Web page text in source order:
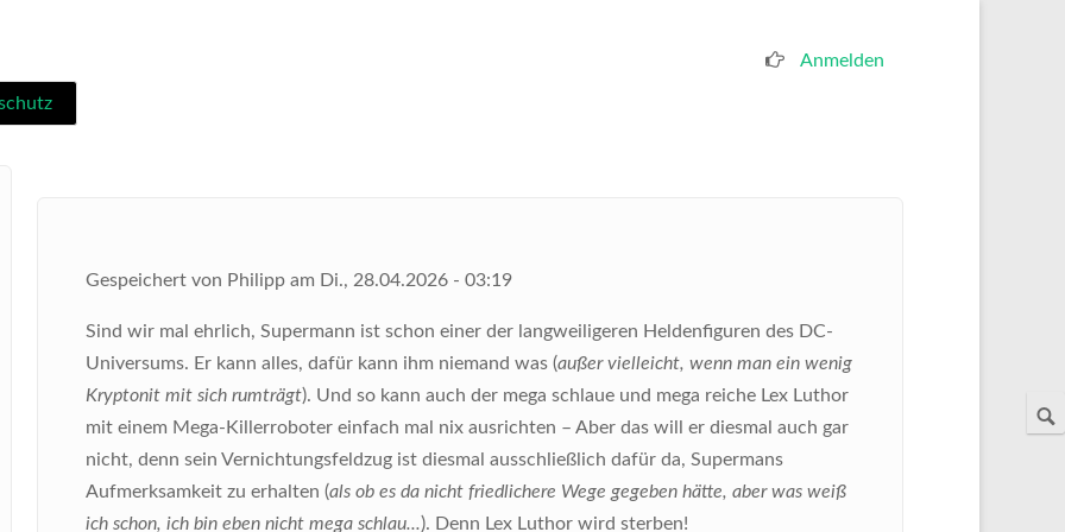
Benutzermenü
Anmelden
Gespeichert von Philipp am Di., 28.04.2026 - 03:19
Sind wir mal ehrlich, Supermann ist schon einer der langweiligeren Heldenfiguren des DC-
Universums. Er kann alles, dafür kann ihm niemand was (außer vielleicht, wenn man ein wenig
Kryptonit mit sich rumträgt). Und so kann auch der mega schlaue und mega reiche Lex Luthor
mit einem Mega-Killerroboter einfach mal nix ausrichten – Aber das will er diesmal auch gar
nicht, denn sein Vernichtungsfeldzug ist diesmal ausschließlich dafür da, Supermans
Aufmerksamkeit zu erhalten (als ob es da nicht friedlichere Wege gegeben hätte, aber was weiß
ich schon, ich bin eben nicht mega schlau...). Denn Lex Luthor wird sterben!